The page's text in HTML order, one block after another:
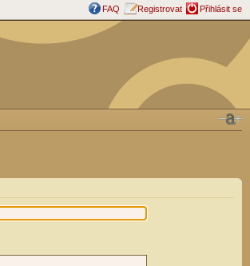
FAQ Registrovat Přihlásit se